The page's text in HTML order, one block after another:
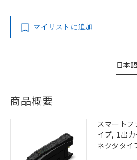
マイリストに追加
日本語
商品概要
スマートフ
イプ, 1出
ネクタタイ